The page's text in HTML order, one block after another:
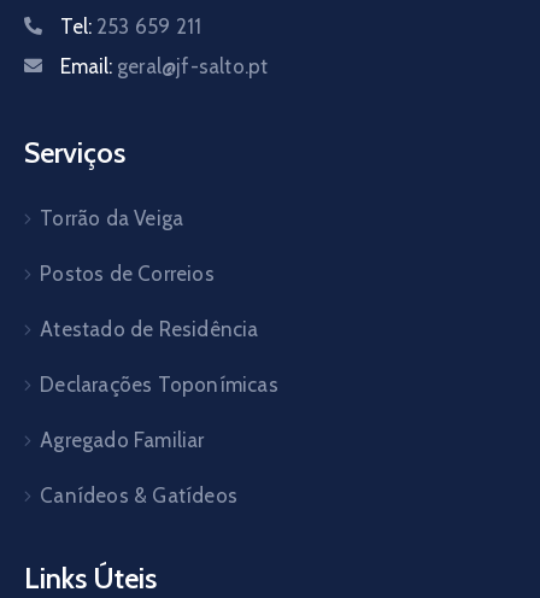
Tel: 253 659 211
Email: geral@jf-salto.pt
Serviços
Torrão da Veiga
Postos de Correios
Atestado de Residência
Declarações Toponímicas
Agregado Familiar
Canídeos & Gatídeos
Links Úteis